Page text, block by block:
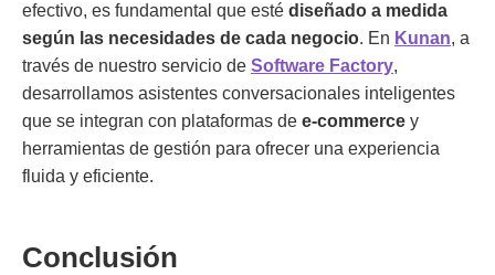
efectivo, es fundamental que esté diseñado a medida
según las necesidades de cada negocio. En Kunan, a
través de nuestro servicio de Software Factory,
desarrollamos asistentes conversacionales inteligentes
que se integran con plataformas de e-commerce y
herramientas de gestión para ofrecer una experiencia
fluida y eficiente.
Conclusión